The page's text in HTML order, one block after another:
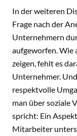
In der weiteren
Frage nach der
Unternehmern
aufgeworfen. Wie
zeigen, fehlt es
Unternehmer.
respektvolle
man über soziale
spricht: Ein
Mitarbeiter